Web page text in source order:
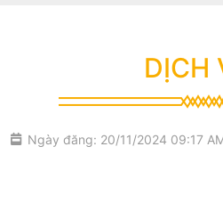
DỊCH
Ngày đăng: 20/11/2024 09:17